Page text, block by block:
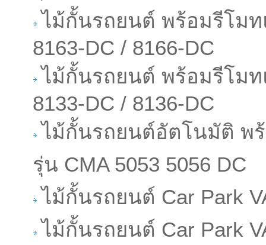
ไม้กั้นรถยนต์ พร้อมรีโม
8163-DC / 8166-DC
ไม้กั้นรถยนต์ พร้อมรีโม
8133-DC / 8136-DC
ไม้กั้นรถยนต์อัตโนมัติ พ
รุ่น CMA 5053 5056 DC
ไม้กั้นรถยนต์ Car Park
ไม้กั้นรถยนต์ Car Park